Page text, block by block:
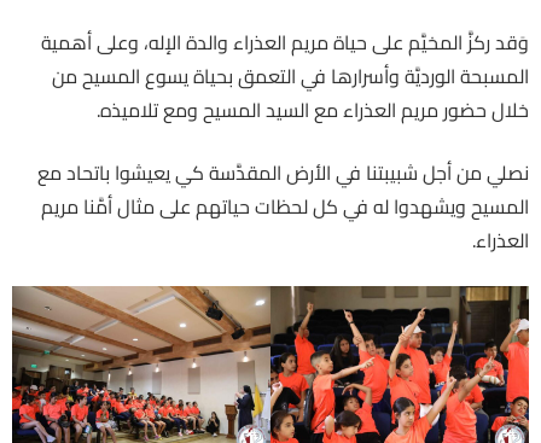
وَقد ركزَّ المخيَّم على حياة مريم العذراء والدة الإله، وعلى أهمية
المسبحة الورديَّة وأسرارها في التعمق بحياة يسوع المسيح من
خلال حضور مريم العذراء مع السيد المسيح ومع تلاميذه.
نصلي من أجل شبيبتنا في الأرض المقدَّسة كي يعيشوا باتحاد مع
المسيح ويشهدوا له في كل لحظات حياتهم على مثال أمَّنا مريم
العذراء.